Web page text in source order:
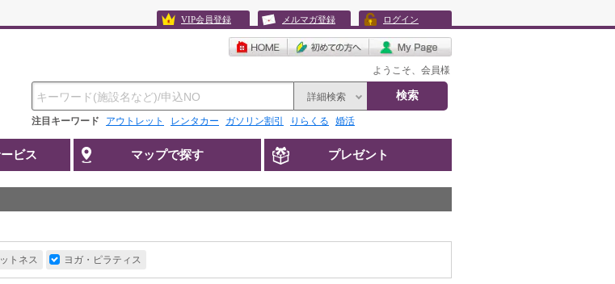
VIP会員登録 メルマガ登録 ログイン
ようこそ、会員様
詳細検索 検索
注目キーワード アウトレット レンタカー ガソリン割引 りらくる 婚活
ビス マップで探す プレゼント
トネス ヨガ・ピラティス